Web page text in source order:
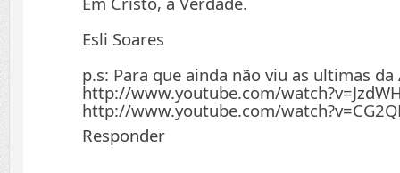
Esli Soares
p.s: Para que ainda não viu as ultimas da
http://www.youtube.com/
http://www.youtube.com/
Responder